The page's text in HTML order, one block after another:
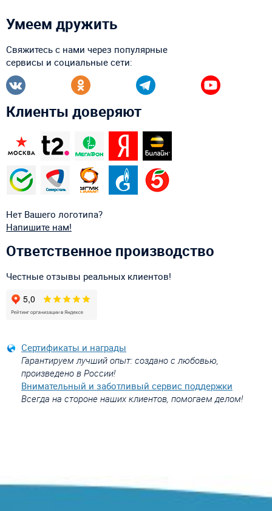
Умеем дружить
Свяжитесь с нами через популярные
сервисы и социальные сети:
Клиенты доверяют
Нет Вашего логотипа?
Напишите нам!
Ответственное производство
Честные отзывы реальных клиентов!
Сертификаты и награды
Гарантируем лучший опыт: создано с любовью,
произведено в России!
Внимательный и заботливый сервис поддержки
Всегда на стороне наших клиентов, помогаем делом!